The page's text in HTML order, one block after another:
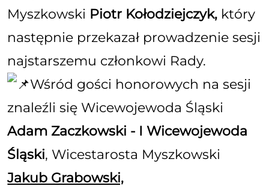
Myszkowski Piotr Kołodziejczyk, który
następnie przekazał prowadzenie sesji
najstarszemu członkowi Rady.
Wśród gości honorowych na sesji
znaleźli się Wicewojewoda Śląski
Adam Zaczkowski - I Wicewojewoda
Śląski, Wicestarosta Myszkowski
Jakub Grabowski,